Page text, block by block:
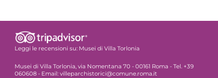
Leggi le recensioni su: Musei di Villa Torlonia
Musei di Villa Torlonia, via Nomentana 70 - 00161 Roma - Tel. +39
060608 - Email: villeparchistorici@comune.roma.it